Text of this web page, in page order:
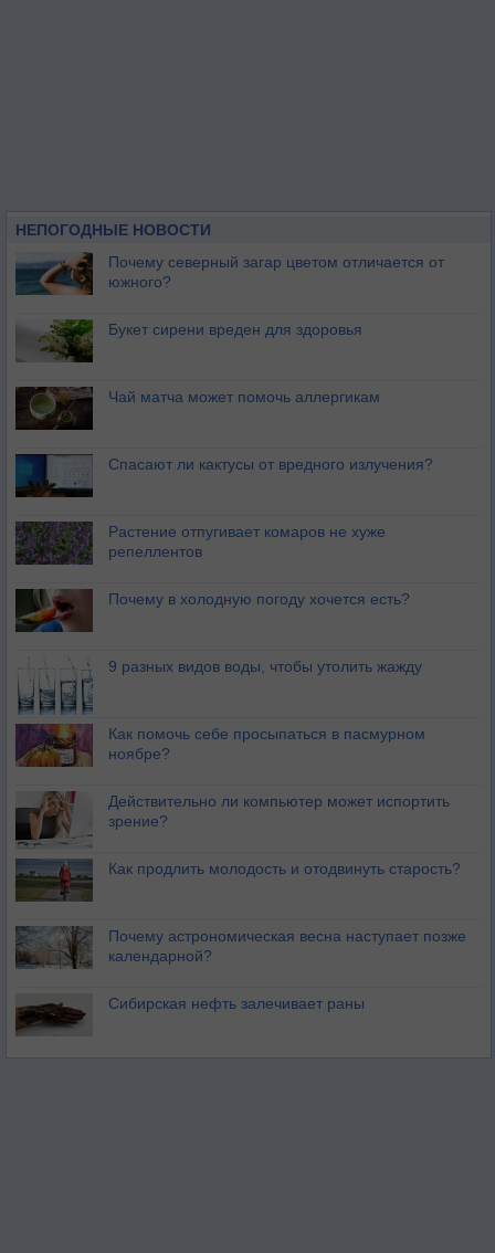
НЕПОГОДНЫЕ НОВОСТИ
Почему северный загар цветом отличается от
южного?
Букет сирени вреден для здоровья
Чай матча может помочь аллергикам
Спасают ли кактусы от вредного излучения?
Растение отпугивает комаров не хуже
репеллентов
Почему в холодную погоду хочется есть?
9 разных видов воды, чтобы утолить жажду
Как помочь себе просыпаться в пасмурном
ноябре?
Действительно ли компьютер может испортить
зрение?
Как продлить молодость и отодвинуть старость?
Почему астрономическая весна наступает позже
календарной?
Сибирская нефть залечивает раны